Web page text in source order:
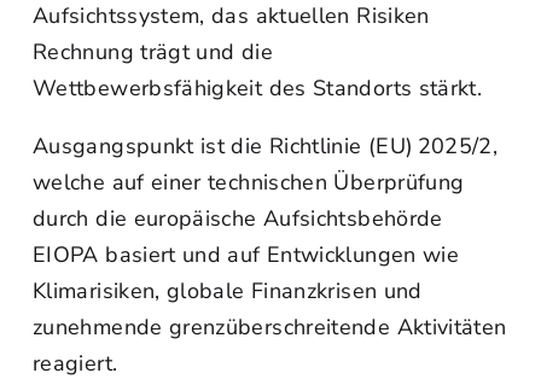
Aufsichtssystem, das aktuellen Risiken
Rechnung trägt und die
Wettbewerbsfähigkeit des Standorts stärkt.
Ausgangspunkt ist die Richtlinie (EU) 2025/2,
welche auf einer technischen Überprüfung
durch die europäische Aufsichtsbehörde
EIOPA basiert und auf Entwicklungen wie
Klimarisiken, globale Finanzkrisen und
zunehmende grenzüberschreitende Aktivitäten
reagiert.